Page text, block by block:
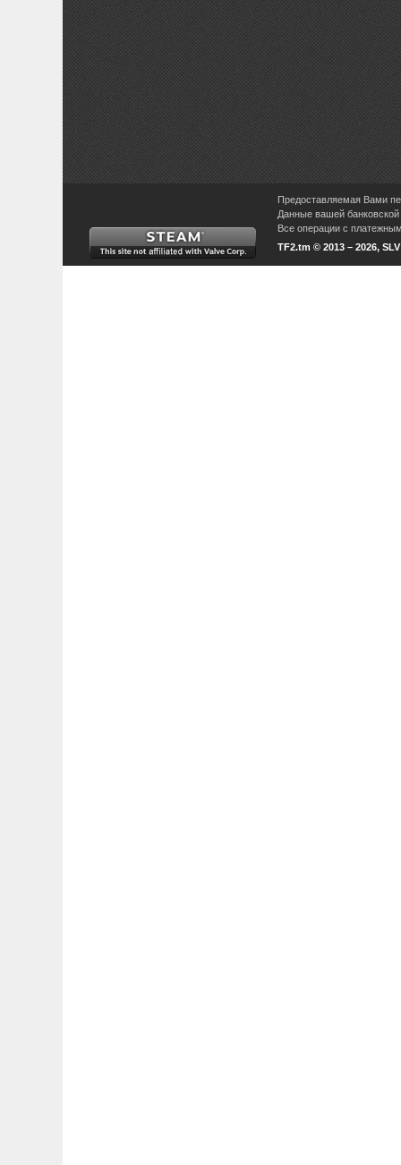
Предоставляемая Вами
Данные вашей
Все операции с
TF2.tm © 2013 – 2026,